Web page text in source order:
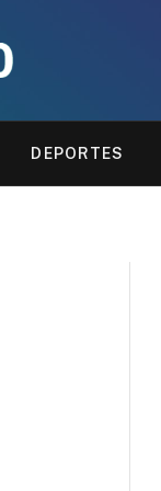
DEPORTES